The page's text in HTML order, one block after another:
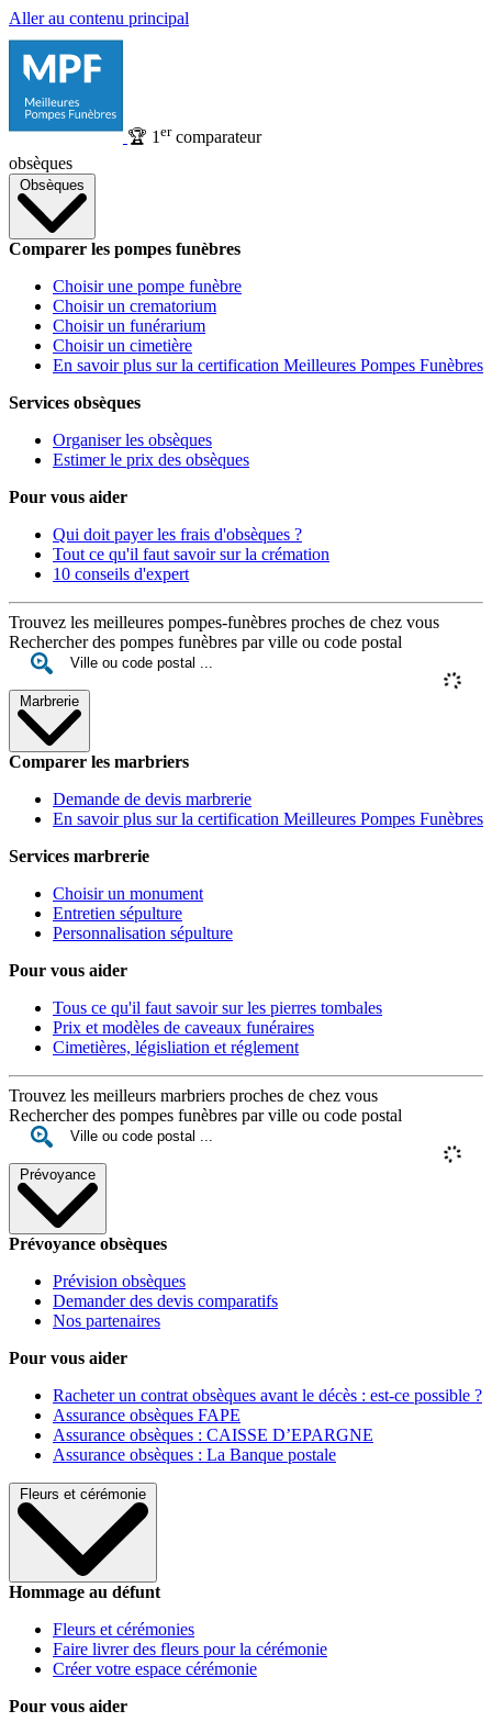
Aller au contenu principal
🏆 1 ercomparateur
obsèques
Obsèques
Comparer les pompes funèbres
Choisir une pompe funèbre
Choisir un crematorium
Choisir un funérarium
Choisir un cimetière
En savoir plus sur la certification Meilleures Pompes Funèbres
Services obsèques
Organiser les obsèques
Estimer le prix des obsèques
Pour vous aider
Qui doit payer les frais d'obsèques ?
Tout ce qu'il faut savoir sur la crémation
10 conseils d'expert
Trouvez les meilleures pompes-funèbres proches de chez vous
Rechercher des pompes funèbres par ville ou code postal
Marbrerie
Comparer les marbriers
Demande de devis marbrerie
En savoir plus sur la certification Meilleures Pompes Funèbres
Services marbrerie
Choisir un monument
Entretien sépulture
Personnalisation sépulture
Pour vous aider
Tous ce qu'il faut savoir sur les pierres tombales
Prix et modèles de caveaux funéraires
Cimetières, législiation et réglement
Trouvez les meilleurs marbriers proches de chez vous
Rechercher des pompes funèbres par ville ou code postal
Prévoyance
Prévoyance obsèques
Prévision obsèques
Demander des devis comparatifs
Nos partenaires
Pour vous aider
Racheter un contrat obsèques avant le décès : est-ce possible ?
Assurance obsèques FAPE
Assurance obsèques : CAISSE D’EPARGNE
Assurance obsèques : La Banque postale
Fleurs et cérémonie
Hommage au défunt
Fleurs et cérémonies
Faire livrer des fleurs pour la cérémonie
Créer votre espace cérémonie
Pour vous aider